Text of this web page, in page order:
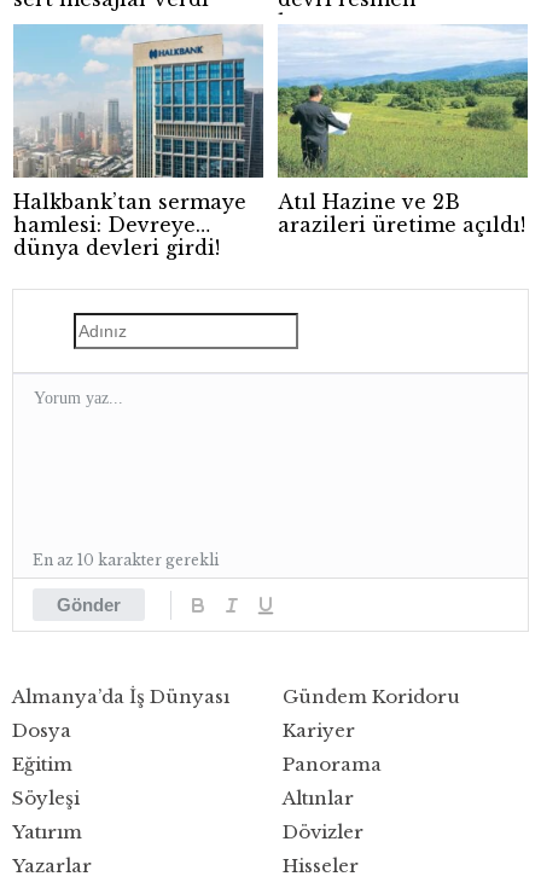
kapanıyor
Halkbank’tan sermaye
hamlesi: Devreye
dünya devleri girdi!
Atıl Hazine ve 2B
arazileri üretime açıldı!
Gönder
En az 10 karakter gerekli
Almanya’da İş Dünyası
Dosya
Eğitim
Gündem Koridoru
Kariyer
Panorama
Söyleşi
Yatırım
Yazarlar
Altınlar
Dövizler
Hisseler